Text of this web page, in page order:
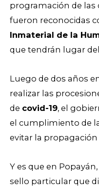
programación de
fueron reconocidas
Inmaterial de la
que tendrán lugar del
Luego de dos años
realizar las
de covid-19, el
el cumplimiento de
evitar la propagación
Y es que en
sello particular que